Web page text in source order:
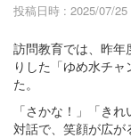
投稿日時 : 2025/07/25
訪問教育では、昨
りした「ゆめ水チ
た。
「さかな！」「き
対話で、笑顔が広が